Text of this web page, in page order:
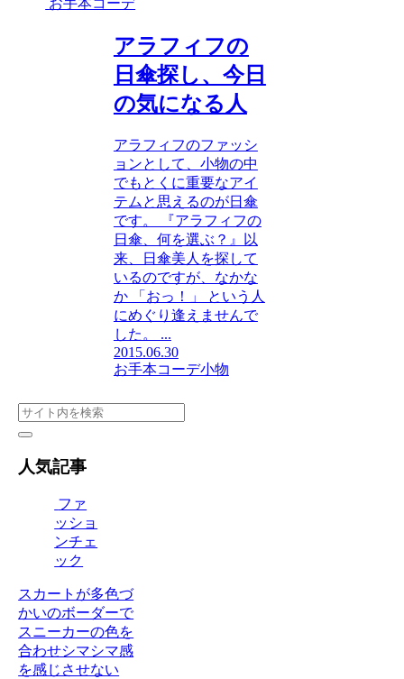
お手本コーデ
アラフィフの
日傘探し、今日
の気になる人
アラフィフのファッシ
ョンとして、小物の中
でもとくに重要なアイ
テムと思えるのが日傘
です。 『アラフィフの
日傘、何を選ぶ？』以
来、日傘美人を探して
いるのですが、なかな
か 「おっ！」 という人
にめぐり逢えませんで
した。 ...
2015.06.30
お手本コーデ小物
人気記事
ファ
ッショ
ンチェ
ック
スカートが多色づ
かいのボーダーで
スニーカーの色を
合わせシマシマ感
を感じさせない